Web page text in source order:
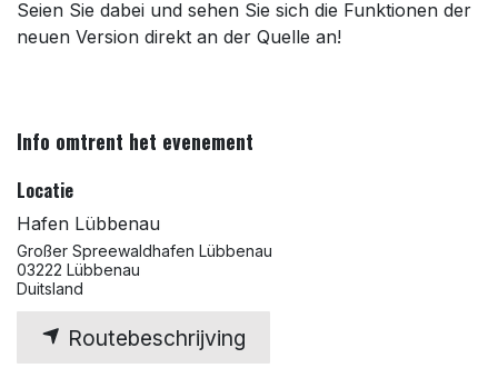
Seien Sie dabei und sehen Sie sich die Funktionen der
neuen Version direkt an der Quelle an!
Info omtrent het evenement
Locatie
Hafen Lübbenau
Großer Spreewaldhafen Lübbenau
03222 Lübbenau
Duitsland
Routebeschrijving